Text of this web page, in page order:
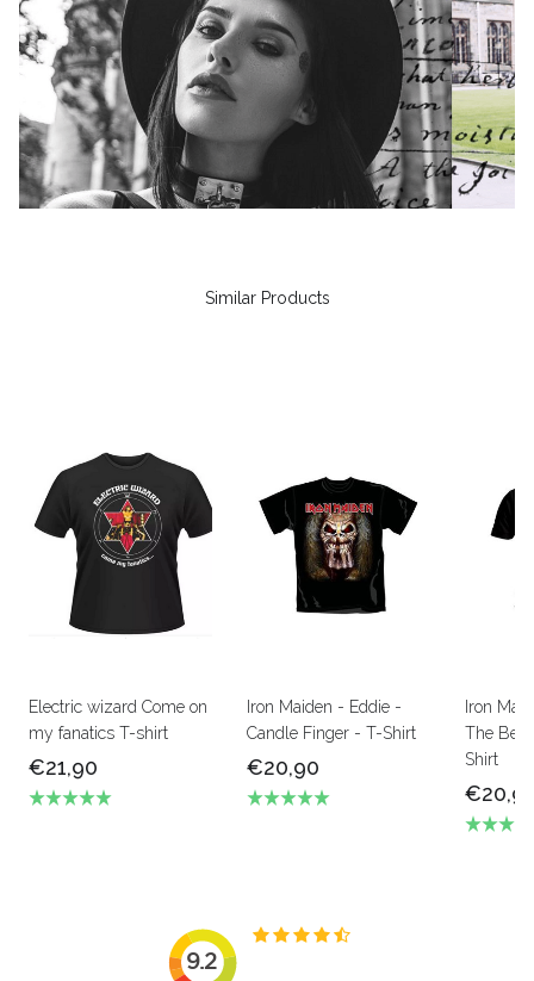
Similar Products
Electric wizard Come on
my fanatics T-shirt
€21,90
Iron Maiden - Eddie -
Candle Finger - T-Shirt
€20,90
Iron
The
Shirt